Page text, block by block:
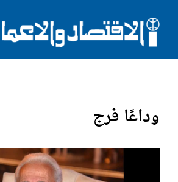
وداعًا فرج